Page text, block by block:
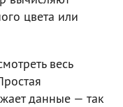
цвета или
весь
данные — так